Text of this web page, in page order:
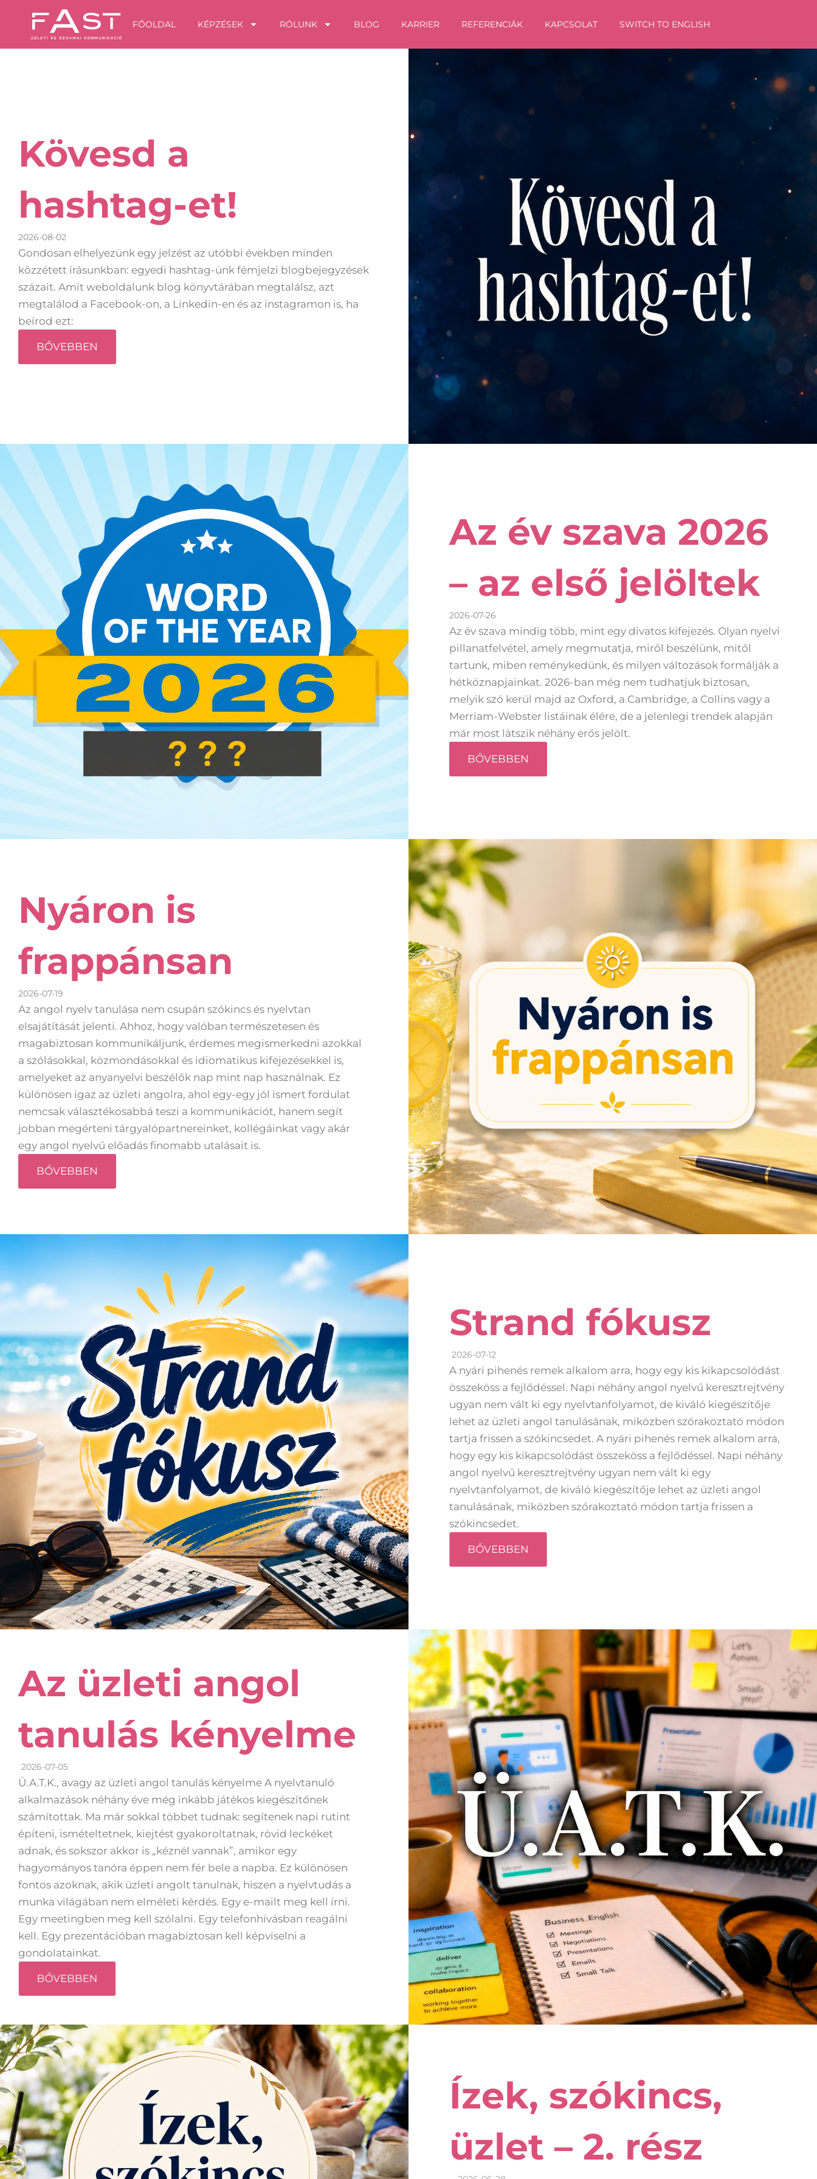
content
FŐOLDAL KÉPZÉSEK RÓLUNK BLOG KARRIER REFERENCIÁK KAPCSOLAT SWITCH TO ENGLISH
Kövesd a
hashtag-et!
2026-08-02
Gondosan elhelyezünk egy jelzést az utóbbi években minden
közzétett írásunkban: egyedi hashtag-ünk fémjelzi blogbejegyzések
százait. Amit weboldalunk blog könyvtárában megtalálsz, azt
megtalálod a Facebook-on, a Linkedin-en és az instagramon is, ha
beírod ezt:
BŐVEBBEN
Az év szava 2026
– az első jelöltek
2026-07-26
Az év szava mindig több, mint egy divatos kifejezés. Olyan nyelvi
pillanatfelvétel, amely megmutatja, miről beszélünk, mitől
tartunk, miben reménykedünk, és milyen változások formálják a
hétköznapjainkat. 2026-ban még nem tudhatjuk biztosan,
melyik szó kerül majd az Oxford, a Cambridge, a Collins vagy a
Merriam-Webster listáinak élére, de a jelenlegi trendek alapján
már most látszik néhány erős jelölt.
BŐVEBBEN
Nyáron is
frappánsan
2026-07-19
Az angol nyelv tanulása nem csupán szókincs és nyelvtan
elsajátítását jelenti. Ahhoz, hogy valóban természetesen és
magabiztosan kommunikáljunk, érdemes megismerkedni azokkal
a szólásokkal, közmondásokkal és idiomatikus kifejezésekkel is,
amelyeket az anyanyelvi beszélők nap mint nap használnak. Ez
különösen igaz az üzleti angolra, ahol egy-egy jól ismert fordulat
nemcsak választékosabbá teszi a kommunikációt, hanem segít
jobban megérteni tárgyalópartnereinket, kollégáinkat vagy akár
egy angol nyelvű előadás finomabb utalásait is.
BŐVEBBEN
Strand fókusz
2026-07-12
A nyári pihenés remek alkalom arra, hogy egy kis kikapcsolódást
összeköss a fejlődéssel. Napi néhány angol nyelvű keresztrejtvény
ugyan nem vált ki egy nyelvtanfolyamot, de kiváló kiegészítője
lehet az üzleti angol tanulásának, miközben szórakoztató módon
tartja frissen a szókincsedet. A nyári pihenés remek alkalom arra,
hogy egy kis kikapcsolódást összeköss a fejlődéssel. Napi néhány
angol nyelvű keresztrejtvény ugyan nem vált ki egy
nyelvtanfolyamot, de kiváló kiegészítője lehet az üzleti angol
tanulásának, miközben szórakoztató módon tartja frissen a
szókincsedet.
BŐVEBBEN
Az üzleti angol
tanulás kényelme
2026-07-05
Ü.A.T.K., avagy az üzleti angol tanulás kényelme A nyelvtanuló
alkalmazások néhány éve még inkább játékos kiegészítőnek
számítottak. Ma már sokkal többet tudnak: segítenek napi rutint
építeni, ismételtetnek, kiejtést gyakoroltatnak, rövid leckéket
adnak, és sokszor akkor is „kéznél vannak”, amikor egy
hagyományos tanóra éppen nem fér bele a napba. Ez különösen
fontos azoknak, akik üzleti angolt tanulnak, hiszen a nyelvtudás a
munka világában nem elméleti kérdés. Egy e-mailt meg kell írni.
Egy meetingben meg kell szólalni. Egy telefonhívásban reagálni
kell. Egy prezentációban magabiztosan kell képviselni a
gondolatainkat.
BŐVEBBEN
Ízek, szókincs,
üzlet – 2. rész